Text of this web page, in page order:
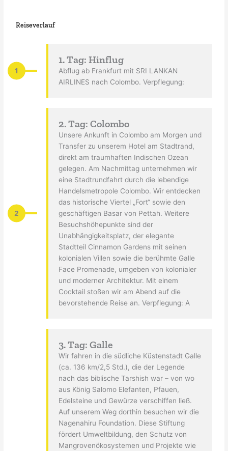
Reiseverlauf
1
1. Tag: Hinflug
Abflug ab Frankfurt mit SRI LANKAN
AIRLINES nach Colombo. Verpflegung:
2
2. Tag: Colombo
Unsere Ankunft in Colombo am Morgen und
Transfer zu unserem Hotel am Stadtrand,
direkt am traumhaften Indischen Ozean
gelegen. Am Nachmittag unternehmen wir
eine Stadtrundfahrt durch die lebendige
Handelsmetropole Colombo. Wir entdecken
das historische Viertel „Fort“ sowie den
geschäftigen Basar von Pettah. Weitere
Besuchshöhepunkte sind der
Unabhängigkeitsplatz, der elegante
Stadtteil Cinnamon Gardens mit seinen
kolonialen Villen sowie die berühmte Galle
Face Promenade, umgeben von kolonialer
und moderner Architektur. Mit einem
Cocktail stoßen wir am Abend auf die
bevorstehende Reise an. Verpflegung: A
3. Tag: Galle
Wir fahren in die südliche Küstenstadt Galle
(ca. 136 km/2,5 Std.), die der Legende
nach das biblische Tarshish war – von wo
aus König Salomo Elefanten, Pfauen,
Edelsteine und Gewürze verschiffen ließ.
Auf unserem Weg dorthin besuchen wir die
Nagenahiru Foundation. Diese Stiftung
fördert Umweltbildung, den Schutz von
Mangrovenökosystemen und Projekte wie